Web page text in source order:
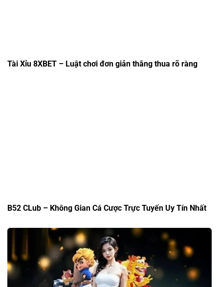
Tài Xỉu 8XBET – Luật chơi đơn giản thắng thua rõ ràng
B52 CLub – Không Gian Cá Cược Trực Tuyến Uy Tín Nhất